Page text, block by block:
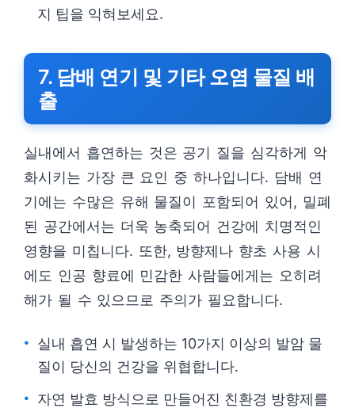
지 팁을 익혀보세요.
7. 담배 연기 및 기타 오염 물질 배
출
실내에서 흡연하는 것은 공기 질을 심각하게 악
화시키는 가장 큰 요인 중 하나입니다. 담배 연
기에는 수많은 유해 물질이 포함되어 있어, 밀폐
된 공간에서는 더욱 농축되어 건강에 치명적인
영향을 미칩니다. 또한, 방향제나 향초 사용 시
에도 인공 향료에 민감한 사람들에게는 오히려
해가 될 수 있으므로 주의가 필요합니다.
실내 흡연 시 발생하는 10가지 이상의 발암 물
질이 당신의 건강을 위협합니다.
자연 발효 방식으로 만들어진 친환경 방향제를